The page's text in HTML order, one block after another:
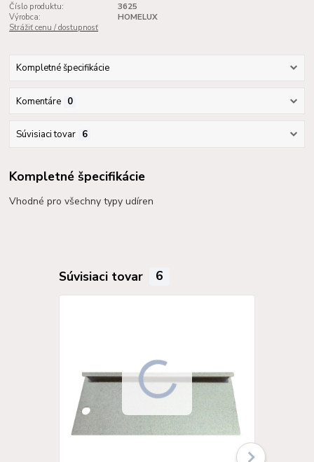
Číslo produktu:
3625
Výrobca:
HOMELUX
Strážiť cenu / dostupnosť
Kompletné špecifikácie
Komentáre 0
Súvisiaci tovar 6
Kompletné špecifikácie
Vhodné pro všechny typy udíren
Súvisiaci tovar 6